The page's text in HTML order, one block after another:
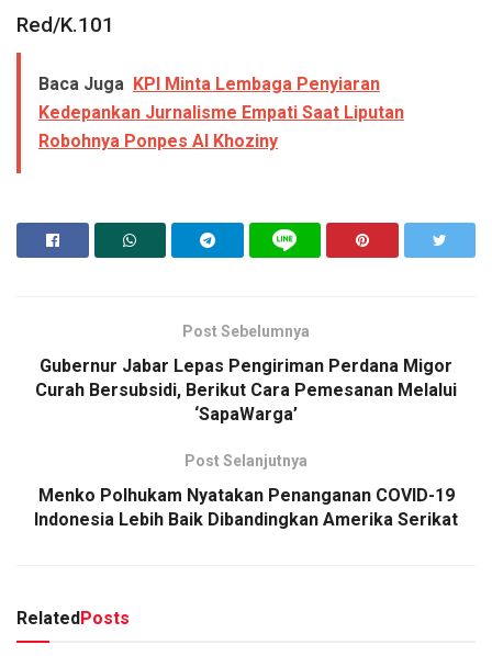
Red/K.101
Baca Juga KPI Minta Lembaga Penyiaran
Kedepankan Jurnalisme Empati Saat Liputan
Robohnya Ponpes Al Khoziny
Post Sebelumnya
Gubernur Jabar Lepas Pengiriman Perdana Migor
Curah Bersubsidi, Berikut Cara Pemesanan Melalui
‘SapaWarga’
Post Selanjutnya
Menko Polhukam Nyatakan Penanganan COVID-19
Indonesia Lebih Baik Dibandingkan Amerika Serikat
RelatedPosts